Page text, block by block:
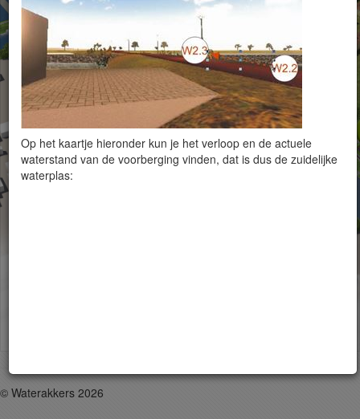
© Waterakkers 2026
Op het kaartje hieronder kun je het verloop en de actuele
waterstand van de voorberging vinden, dat is dus de zuidelijke
waterplas: